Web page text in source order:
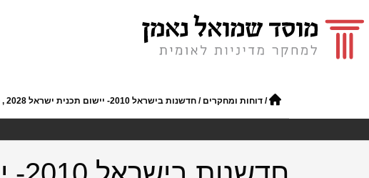
/ דוחות ומחקרים / חדשנות בישראל 2010- יישום תכנית ישראל 2028 , סיכום סדנה מס' 1 מרס 2010